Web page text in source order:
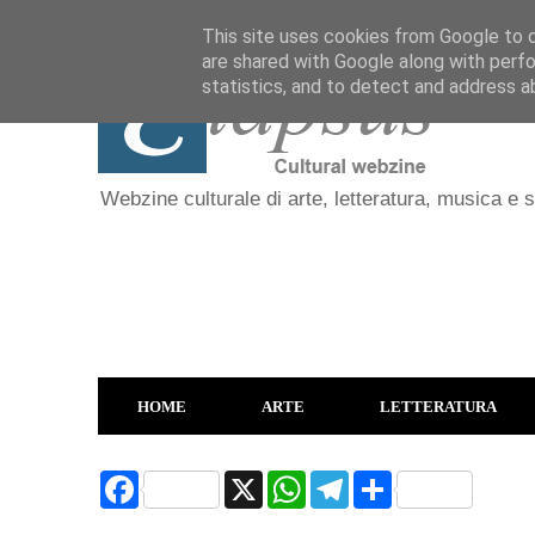
Webzine culturale di arte, letteratura, musica e
HOME ARTE LETTERATURA
F
a
X
W
T
S
h
This site uses cookies from Google to
are shared with Google along with
statistics, and to detect and address